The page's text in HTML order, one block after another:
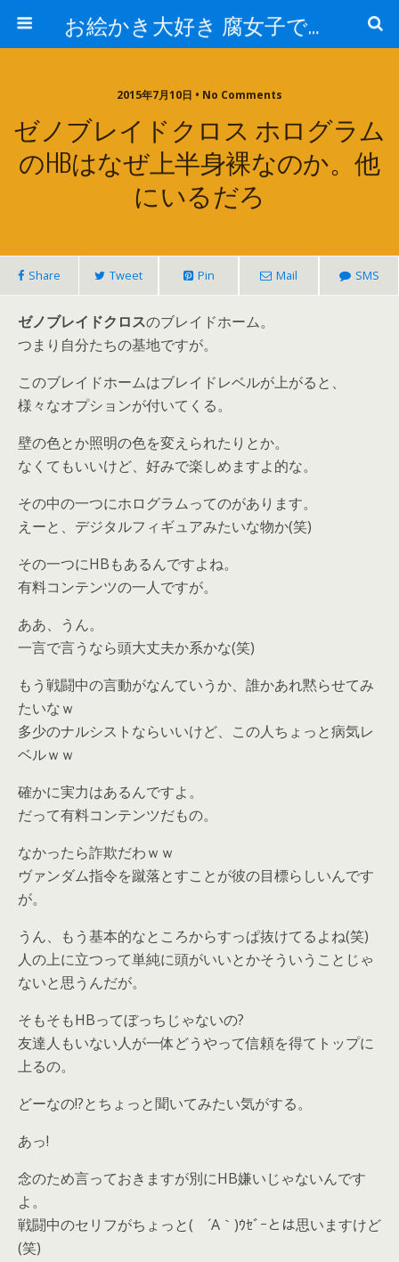
お絵かき大好き 腐女子でゲーマーのおかしな生活
2015年7月10日 • No Comments
ゼノブレイドクロス ホログラム
のHBはなぜ上半身裸なのか。他
にいるだろ
Share Tweet Pin Mail SMS
ゼノブレイドクロスのブレイドホーム。
つまり自分たちの基地ですが。
このブレイドホームはブレイドレベルが上がると、
様々なオプションが付いてくる。
壁の色とか照明の色を変えられたりとか。
なくてもいいけど、好みで楽しめますよ的な。
その中の一つにホログラムってのがあります。
えーと、デジタルフィギュアみたいな物か(笑)
その一つにHBもあるんですよね。
有料コンテンツの一人ですが。
ああ、うん。
一言で言うなら頭大丈夫か系かな(笑)
もう戦闘中の言動がなんていうか、誰かあれ黙らせてみ
たいなｗ
多少のナルシストならいいけど、この人ちょっと病気レ
ベルｗｗ
確かに実力はあるんですよ。
だって有料コンテンツだもの。
なかったら詐欺だわｗｗ
ヴァンダム指令を蹴落とすことが彼の目標らしいんです
が。
うん、もう基本的なところからすっぱ抜けてるよね(笑)
人の上に立つって単純に頭がいいとかそういうことじゃ
ないと思うんだが。
そもそもHBってぼっちじゃないの?
友達人もいない人が一体どうやって信頼を得てトップに
上るの。
どーなの!?とちょっと聞いてみたい気がする。
あっ!
念のため言っておきますが別にHB嫌いじゃないんです
よ。
戦闘中のセリフがちょっと( ´Α｀)ｳｾﾞｰとは思いますけど
(笑)